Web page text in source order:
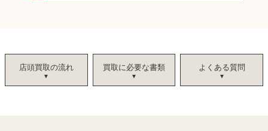
店頭買取の流れ 買取に必要な書類 よくある質問